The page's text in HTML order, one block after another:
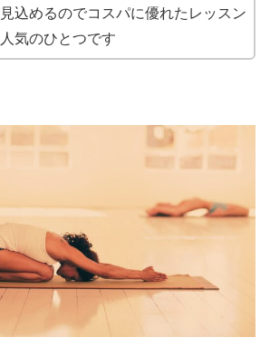
込めるのでコスパに優れたレッスン
気のひとつです